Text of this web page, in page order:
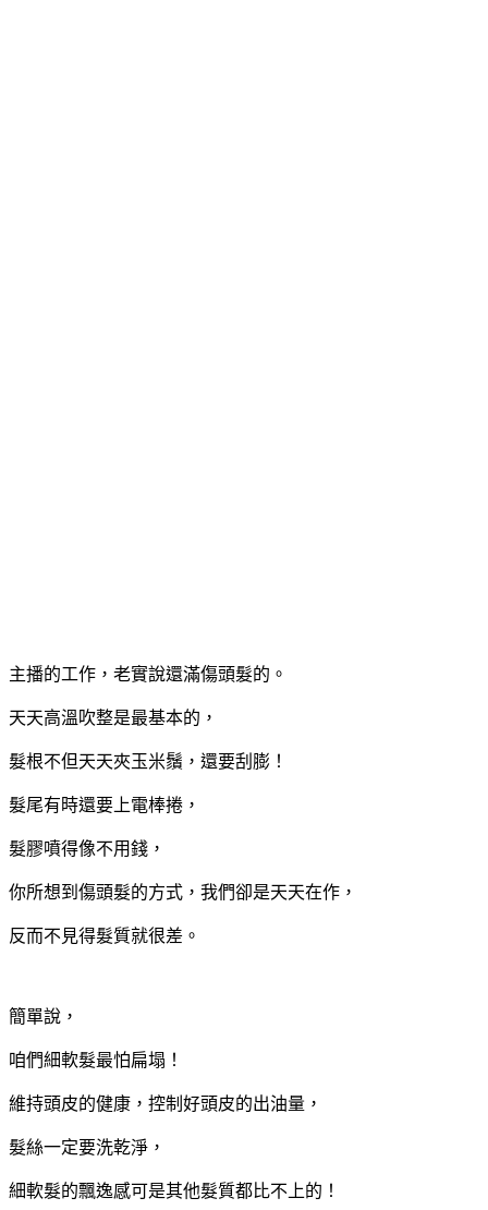
主播的工作，老實說還滿傷頭髮的。
天天高溫吹整是最基本的，
髮根不但天天夾玉米鬚，還要刮膨！
髮尾有時還要上電棒捲，
髮膠噴得像不用錢，
你所想到傷頭髮的方式，我們卻是天天在作，
反而不見得髮質就很差。
簡單說，
咱們細軟髮最怕扁塌！
維持頭皮的健康，控制好頭皮的出油量，
髮絲一定要洗乾淨，
細軟髮的飄逸感可是其他髮質都比不上的！